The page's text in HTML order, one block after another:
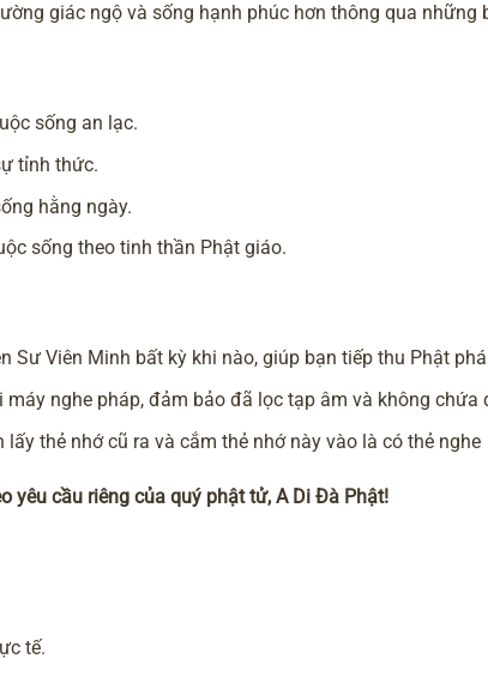
giác ngộ và sống hạnh phúc hơn thông qua những
sống an lạc.
tỉnh thức.
hằng ngày.
sống theo tinh thần Phật giáo.
Viên Minh bất kỳ khi nào, giúp bạn tiếp thu Phật
nghe pháp, đảm bảo đã lọc tạp âm và không
thẻ nhớ cũ ra và cắm thẻ nhớ này vào là có thẻ nghe
yêu cầu riêng của quý phật tử, A Di Đà Phật!
tế.